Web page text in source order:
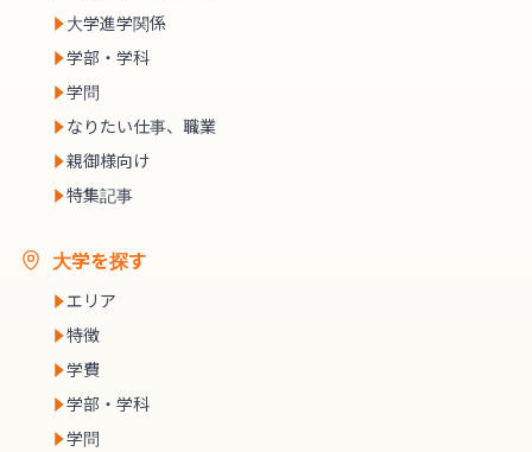
大学進学関係
学部・学科
学問
なりたい仕事、職業
親御様向け
特集記事
大学を探す
エリア
特徴
学費
学部・学科
学問